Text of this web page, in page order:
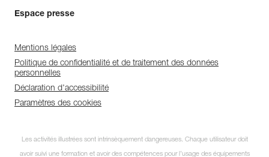
Espace presse
Mentions légales
Politique de confidentialité et de traitement des données
personnelles
Déclaration d'accessibilité
Paramètres des cookies
Les activités illustrées sont intrinsèquement dangereuses. Chaque utilisateur doit
avoir suivi une formation et avoir des compétences pour l’usage des équipements